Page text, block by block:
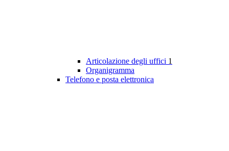
Articolazione degli uffici 1
Organigramma
Telefono e posta elettronica